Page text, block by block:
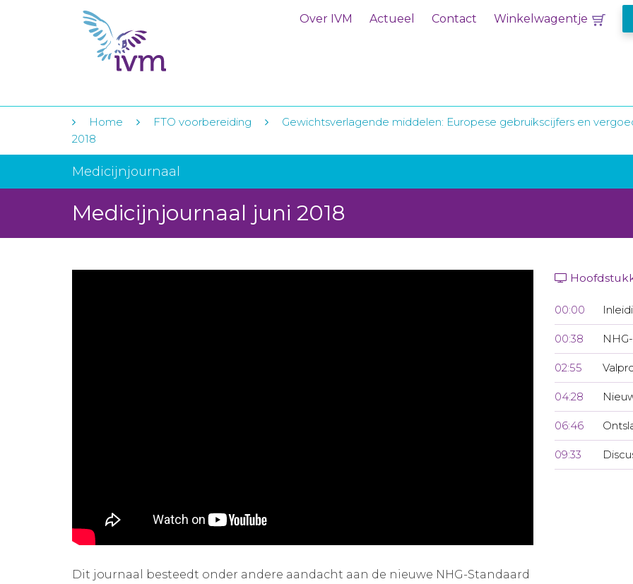
Over IVM Actueel Contact Winkelwagentje
Home FTO voorbereiding Gewichtsverlagende middelen: Europese gebruikscijfers en
2018
Medicijnjournaal
Medicijnjournaal juni 2018
00:00
00:38
02:55
04:28
06:46
09:33
Dit journaal besteedt onder andere aandacht aan de nieuwe NHG-Standaard